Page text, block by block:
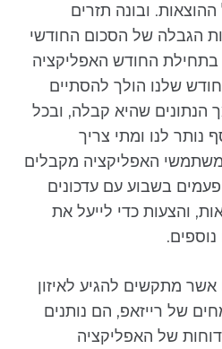
ובונה תזרים
הגבלה של הסכום החודשי
החודש האפליקציה
שלנו הולך להסתיים
שהיא קבלה, ובכל
לנו ומתי צריך
האפליקציה מקבלים
בשבוע עם עדכונים
והצעות כדי לייעל את
מתקשים להגיע לאיזון
של רייזאפ, הם נותנים
של האפליקציה